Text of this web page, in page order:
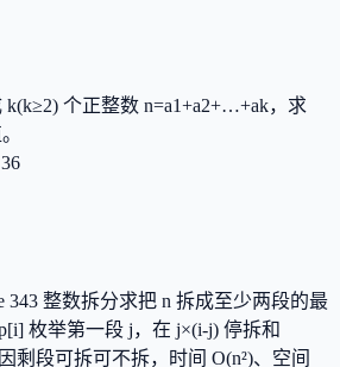
个正整数 n=a1+a2+…+ak，求
36
343 整数拆分求把 n 拆成至少两段的最
枚举第一段 j，在 j×(i-j) 停拆和
剩段可拆可不拆，时间 O(n²)、空间